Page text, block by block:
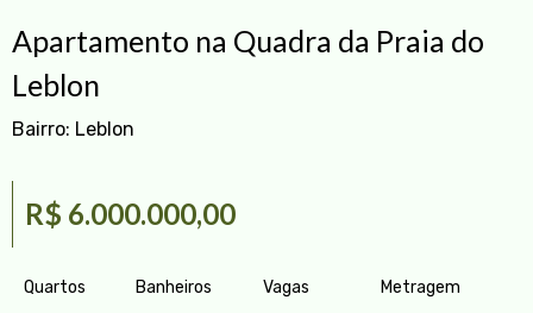
Apartamento na Quadra da Praia do
Leblon
Bairro: Leblon
R$ 6.000.000,00
Quartos Banheiros Vagas Metragem